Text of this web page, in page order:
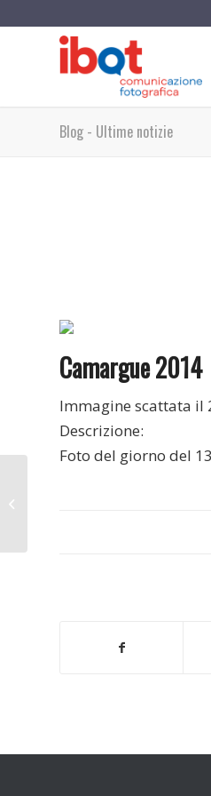
Blog - Ultime notizie
Camargue 2014
Immagine scattata il
Descrizione:
Foto del giorno del